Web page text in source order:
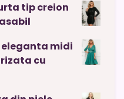
tip creion
eleganta midi
cu